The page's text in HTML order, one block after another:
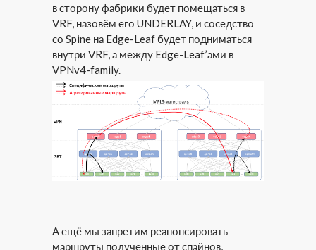
в сторону фабрики будет помещаться в
VRF, назовём его UNDERLAY, и соседство
со Spine на Edge-Leaf будет подниматься
внутри VRF, а между Edge-Leaf’ами в
VPNv4-family.
А ещё мы запретим реанонсировать
маршруты полученные от спайнов,